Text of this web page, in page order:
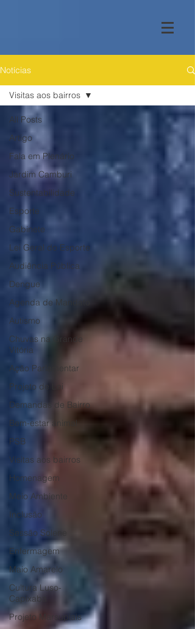
Notícias
All Posts
Artigo
Fala em Plenário
Jardim Camburi
Sustentabilidade
Esporte
Gabinete
Lei Geral do Esporte
Audiência Pública
Dengue
Agenda de Mandato
Autismo
Chuvas na Grande
Vitória
Ação Parlamentar
Projeto de Lei
Demandas de Bairro
Bem-estar animal
PSB
Visitas aos bairros
Homenagem
Meio Ambiente
Inclusão
Sessão Solene
Enfermagem
Maio Amarelo
Cultura Luso-
Capixaba
Projeto Marsupiais
Visitas aos bairros